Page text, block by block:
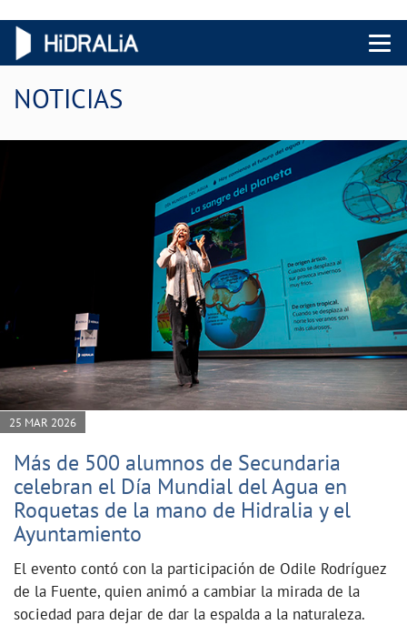
Menu
NOTICIAS
25 MAR 2026
Más de 500 alumnos de Secundaria
celebran el Día Mundial del Agua en
Roquetas de la mano de Hidralia y el
Ayuntamiento
El evento contó con la participación de Odile Rodríguez
de la Fuente, quien animó a cambiar la mirada de la
sociedad para dejar de dar la espalda a la naturaleza.